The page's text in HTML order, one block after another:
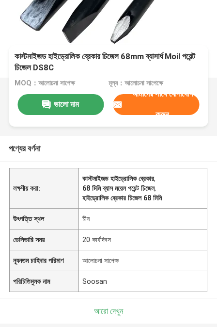
কাস্টমাইজড হাইড্রোলিক ব্রেকার চিজেল 68mm ব্যাসার্ধ Moil পয়েন্ট
চিজেল DS8C
MOQ：আলোচনা সাপেক্ষ মূল্য：আলোচনা সাপেক্ষে
ভালো দাম
আমাদের সাথে যোগাযোগ
করুন
পণ্যের বর্ণনা
লক্ষণীয় করা:
কাস্টমাইজড হাইড্রোলিক ব্রেকার,
68 মিমি ব্যাস ময়েল পয়েন্ট চিজেল,
হাইড্রোলিক ব্রেকার চিজেল 68 মিমি
উৎপত্তি স্থল চীন
ডেলিভারি সময় 20 কার্যদিবস
ন্যূনতম চাহিদার পরিমাণ আলোচনা সাপেক্ষ
পরিচিতিমুলক নাম Soosan
আরো দেখুন